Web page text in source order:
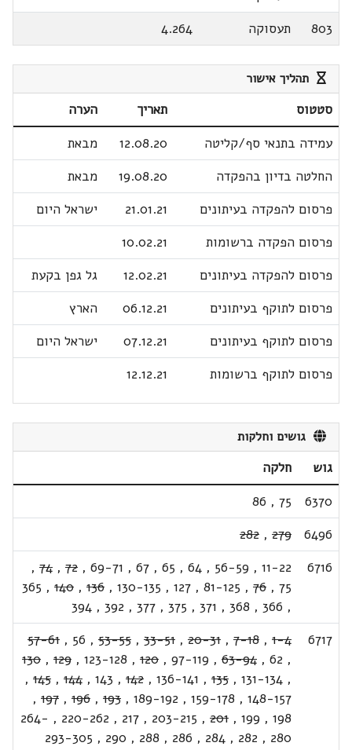
803
תעסוקה 4.264
תהליך אישור
סטטוס תאריך
הערה
עמידה בתנאי סף/קליטה
12.08.20
מבאת
החלטה בדיון בהפקדה
19.08.20
מבאת
פרסום להפקדה בעיתונים
21.01.21
ישראל היום
פרסום הפקדה ברשומות
10.02.21
פרסום להפקדה בעיתונים
12.02.21
גל גפן בקעת
פרסום לתוקף בעיתונים
06.12.21
הארץ
פרסום לתוקף בעיתונים
07.12.21
ישראל היום
פרסום לתוקף ברשומות
12.12.21
גושים וחלקות
גוש
חלקה
6370
75
,
86
6496
279
,
282
6716
11-22
,
56-59
,
64
,
65
,
67
,
69-71
,
72
,
74
,
75
,
76
,
81-125
,
127
,
130-135
,
136
,
140
,
365
,
366
,
368
,
371
,
375
,
377
,
392
,
394
6717
1-4
,
7-18
,
20-31
,
33-51
,
53-55
,
56
,
57-61
,
62
,
63-94
,
97-119
,
120
,
123-128
,
129
,
130
,
131-134
,
135
,
136-141
,
142
,
143
,
144
,
145
,
148-157
,
159-178
,
189-192
,
193
,
196
,
197
,
198
,
199
,
201
,
203-215
,
217
,
220-262
,
264-
280
,
282
,
284
,
286
,
288
,
290
,
293-305